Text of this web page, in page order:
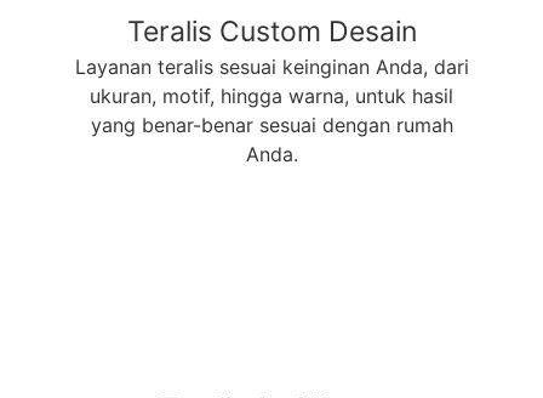
Teralis Custom Desain
Layanan teralis sesuai keinginan Anda, dari
ukuran, motif, hingga warna, untuk hasil
yang benar-benar sesuai dengan rumah
Anda.